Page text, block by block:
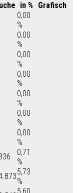
in %
Grafisch
0,00
%
0,00
%
0,00
%
0,00
%
0,00
%
0,00
%
0,00
%
0,71
%
5,73
%